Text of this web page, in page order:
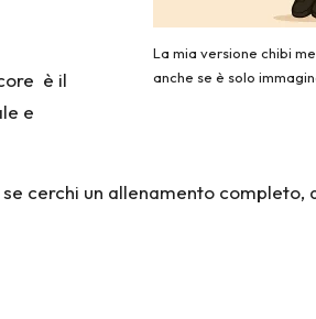
La mia versione chibi
anche se è solo
è il
e
se cerchi un allenamento completo,